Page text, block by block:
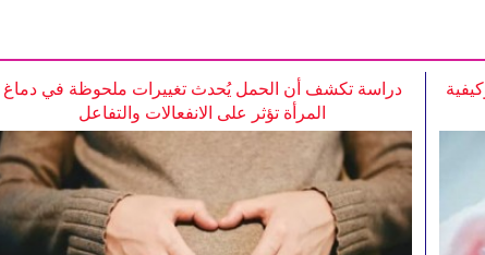
دراسة تكشف أن الحمل يُحدث تغييرات ملحوظة في دماغ
المرأة تؤثر على الانفعالات والتفاعل